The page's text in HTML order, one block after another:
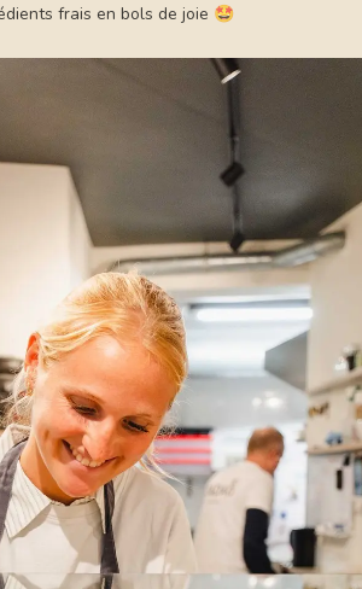
frais en bols de joie 🤩